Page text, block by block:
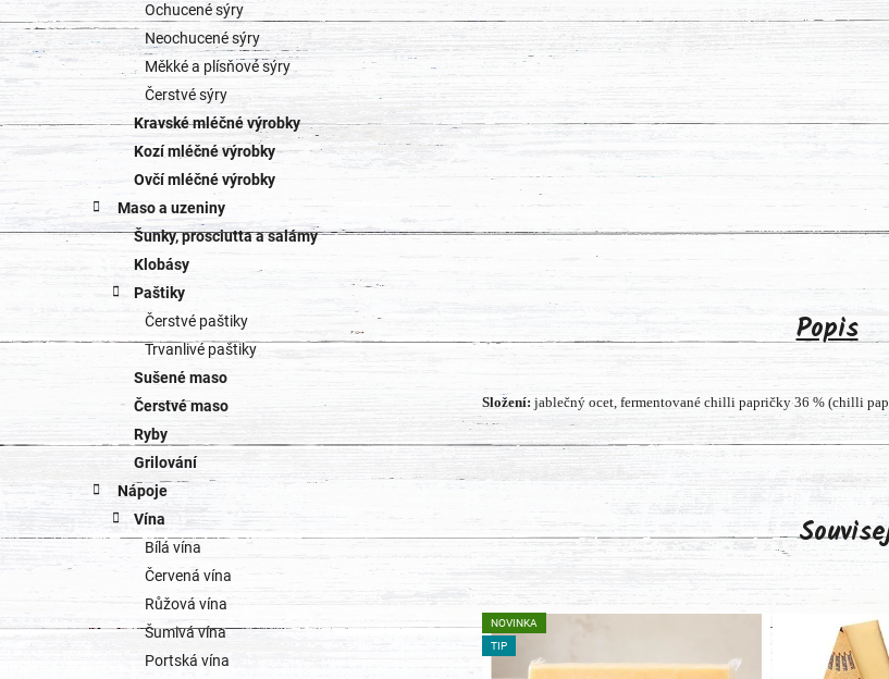
n
e
l
Ochucené sýry
Neochucené sýry
Měkké a plísňové sýry
Čerstvé sýry
Kravské mléčné výrobky
Kozí mléčné výrobky
Ovčí mléčné výrobky
Maso a uzeniny
Šunky, prosciutta a salámy
Klobásy
Paštiky
Čerstvé paštiky
Trvanlivé paštiky
Sušené maso
Čerstvé maso
Ryby
Grilování
Nápoje
Vína
Bílá vína
Červená vína
Růžová vína
Šumivá vína
Portská vína
Popis
Složení: jablečný ocet, fermentované chilli papričky 36 % (chilli
NOVINKA
TIP